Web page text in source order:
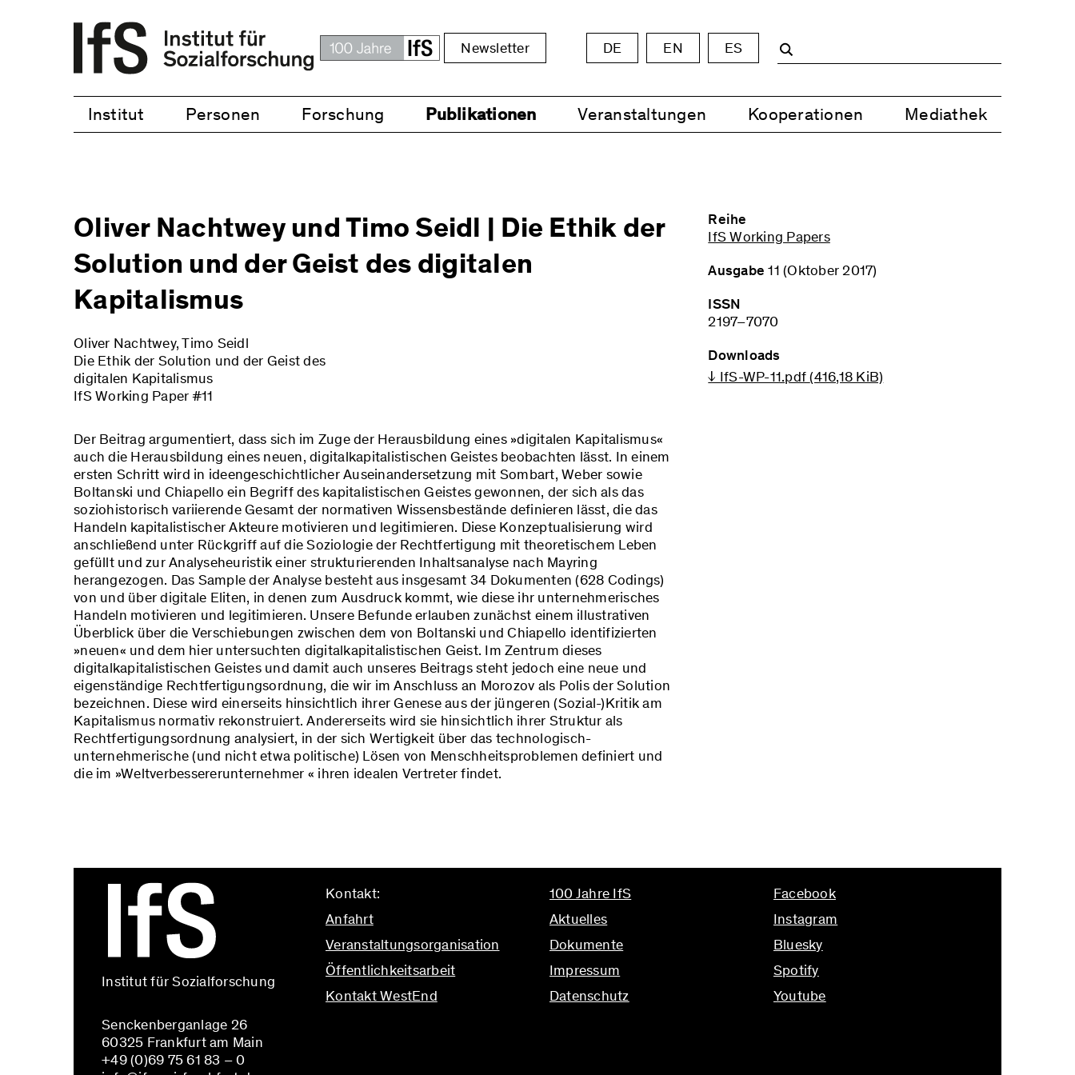
Newsletter DE EN ES
Institut Personen Forschung Publikationen Veranstaltungen Kooperationen Mediathek
Oliver Nachtwey und Timo Seidl | Die Ethik der
Solution und der Geist des digitalen
Kapitalismus
Oliver Nachtwey, Timo Seidl
Die Ethik der Solution und der Geist des
digitalen Kapitalismus
IfS Working Paper #11
Der Beitrag argumentiert, dass sich im Zuge der Herausbildung eines »digitalen Kapitalismus«
auch die Herausbildung eines neuen, digitalkapitalistischen Geistes beobachten lässt. In einem
ersten Schritt wird in ideengeschichtlicher Auseinandersetzung mit Sombart, Weber sowie
Boltanski und Chiapello ein Begriff des kapitalistischen Geistes gewonnen, der sich als das
soziohistorisch variierende Gesamt der normativen Wissensbestände definieren lässt, die das
Handeln kapitalistischer Akteure motivieren und legitimieren. Diese Konzeptualisierung wird
anschließend unter Rückgriff auf die Soziologie der Rechtfertigung mit theoretischem Leben
gefüllt und zur Analyseheuristik einer strukturierenden Inhaltsanalyse nach Mayring
herangezogen. Das Sample der Analyse besteht aus insgesamt 34 Dokumenten (628 Codings)
von und über digitale Eliten, in denen zum Ausdruck kommt, wie diese ihr unternehmerisches
Handeln motivieren und legitimieren. Unsere Befunde erlauben zunächst einem illustrativen
Überblick über die Verschiebungen zwischen dem von Boltanski und Chiapello identifizierten
»neuen« und dem hier untersuchten digitalkapitalistischen Geist. Im Zentrum dieses
digitalkapitalistischen Geistes und damit auch unseres Beitrags steht jedoch eine neue und
eigenständige Rechtfertigungsordnung, die wir im Anschluss an Morozov als Polis der Solution
bezeichnen. Diese wird einerseits hinsichtlich ihrer Genese aus der jüngeren (Sozial-)Kritik am
Kapitalismus normativ rekonstruiert. Andererseits wird sie hinsichtlich ihrer Struktur als
Rechtfertigungsordnung analysiert, in der sich Wertigkeit über das technologisch-
unternehmerische (und nicht etwa politische) Lösen von Menschheitsproblemen definiert und
die im »Weltverbessererunternehmer « ihren idealen Vertreter findet.
Reihe
IfS Working Papers
Ausgabe 11 (Oktober 2017)
ISSN
2197–7070
Downloads
↓ IfS-WP-11.pdf(416,18 KiB)
Institut für Sozialforschung
Senckenberganlage 26
60325 Frankfurt am Main
+49 (0)69 75 61 83 – 0
Kontakt:
Anfahrt
Veranstaltungsorganisation
Öffentlichkeitsarbeit
Kontakt WestEnd
100 Jahre IfS
Aktuelles
Dokumente
Impressum
Datenschutz
Facebook
Instagram
Bluesky
Spotify
Youtube